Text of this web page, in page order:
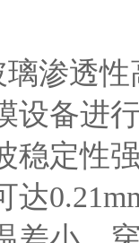
渗透
设备进
稳定性
达